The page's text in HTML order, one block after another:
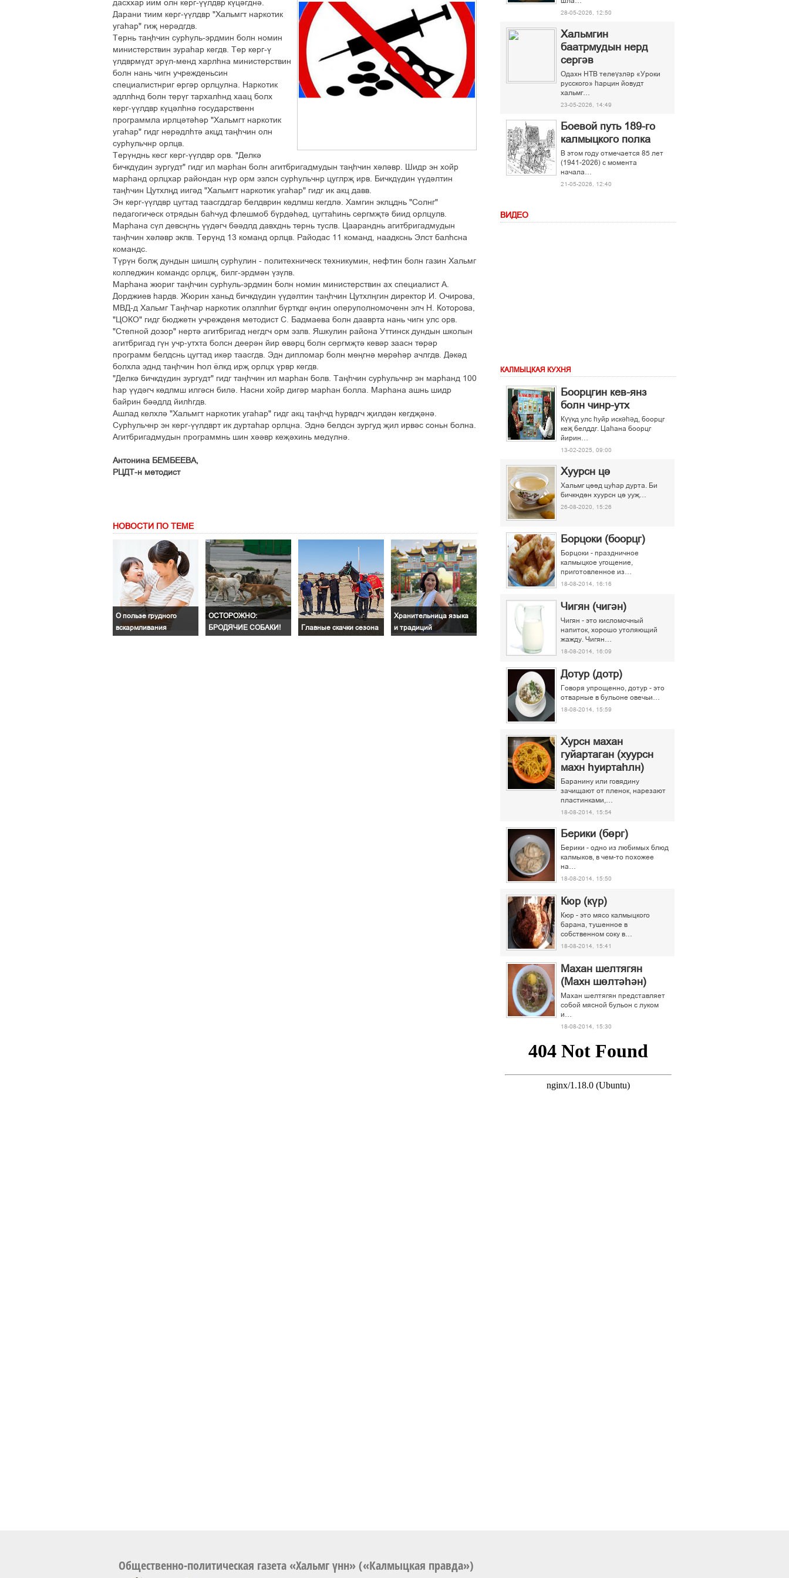
äàñõõàð èèì îëí êåðã-¢¢ëäâð ê¢ö³ãäí³.
Äàðàíè òèèì êåðã-¢¢ëäâð "Õàëüìãò íàðêîòèê
óãàºàð" ãèš íåð³äãäâ.
Òåðíü òàœº÷èí ñóðºóëü-ýðäìèí áîëí íîìèí
ìèíèñòåðñòâèí çóðàºàð êåãäâ. Òåð êåðã-¢
¢ëäâðì¢äò ýð¢ë-ìåíä õàðëºíà ìèíèñòåðñòâèí
áîëí íàíü ÷èãí ó÷ðåæäåíüñèí
ñïåöèàëèñòíðèã ´ðã³ð îðëöóëíà. Íàðêîòèê
ýäëëºíä áîëí òåð¢ã òàðõàëºíä õààö áîëõ
êåðã-¢¢ëäâð ê¢ö³ëºí³ ãîñóäàðñòâåíí
ïðîãðàììëà èðëö³ò³º³ð "Õàëüìãò íàðêîòèê
óãàºàð" ãèäã íåð³äëºò³ àêöä òàœº÷èí îëí
ñóðºóëü÷íð îðëöâ.
Òåð¢íäíü êåñã êåðã-¢¢ëäâð îðâ. "Äåëê³
áè÷êä¢äèí çóðãóäò" ãèäã èë ìàðºàí áîëí àãèòáðèãàäìóäûí òàœº÷èí õ³ë³âð. Øèäð ýí õîéð
ìàðºàíä îðëöõàð ðàéîíäàí í¢ð îðì ýçëñí ñóðºóëü÷íð öóãëðš èðâ. Áè÷êä¢äèí ¢¢ä³ëòèí
òàœº÷èí Öóòõëœä èèã³ä "Õàëüìãò íàðêîòèê óãàºàð" ãèäã èê àêö äàââ.
Ýí êåðã-¢¢ëäâð öóãòàä òààñãääãàð áåëäâðèí ê´äëìø êåãäë³. Õàìãèí ýêëöäíü "Ñîëíã"
ïåäàãîãè÷åñê îòðÿäûí áàº÷óä ôëåøìîá á¢ðä³º³ä, öóãòàºèíü ñåðãìšò³ áèèä îðëöóëâ.
Ìàðºàíà ñ¢ë äåâñœãíü ¢¢ä³ã÷ á³³äëä äàâõäíü òåðíü òóñëâ. Öààðàíäíü àãèòáðèãàäìóäûí
òàœº÷èí õ³ë³âð ýêëâ. Òåð¢íä 13 êîìàíä îðëöâ. Ðàéîäàñ 11 êîìàíä, íààäêñíü Ýëñò áàëºñíà
êîìàíäñ.
Ò¢ð¢í áîëš äóíäûí øèøëœ ñóðºóëèí - ïîëèòåõíè÷åñê òåõíèêóìèí, íåôòèí áîëí ãàçèí Õàëüìã
êîëëåäæèí êîìàíäñ îðëöš, áèëã-ýðäì³í ¢ç¢ëâ.
Ìàðºàíà æþðèã òàœº÷èí ñóðºóëü-ýðäìèí áîëí íîìèí ìèíèñòåðñòâèí àõ ñïåöèàëèñò À.
Äîðäæèåâ ºàðäâ. Æþðèí õàíüä áè÷êä¢äèí ¢¢ä³ëòèí òàœº÷èí Öóòõëœãèí äèðåêòîð È. Î÷èðîâà,
ÌÂÄ-ä Õàëüìã Òàœº÷àð íàðêîòèê îëçëëºèã á¢ðòêäã ³œãèí îïåðóïîëíîìî÷åíí ýë÷ Í. Êîòîðîâà,
"ÖÎÊÎ" ãèäã áþäæåòí ó÷ðåæäåíÿ ìåòîäèñò Ñ. Áàäìàåâà áîëí äààâðòà íàíü ÷èãí óëñ îðâ.
"Ñòåïíîé äîçîð" íåðò³ àãèòáðèãàä íåãäã÷ îðì ýçëâ. ßøêóëèí ðàéîíà Óòòèíñê äóíäûí øêîëûí
àãèòáðèãàä ã¢í ó÷ð-óòõòà áîëñí äååð³í éèð ´â³ðö áîëí ñåðãìšò³ êåâ³ð çààñí ò´ð³ð
ïðîãðàìì áåëäñíü öóãòàä èê³ð òààñãäâ. Ýäí äèïëîìàð áîëí ì´œãí³ ì´ð³º³ð à÷ëãäâ. Ä³ê³ä
áîëõëà ýäíä òàœº÷èí ªîë ¸ëêä èðš îðëöõ ¢ðâð êåãäâ.
"Äåëê³ áè÷êä¢äèí çóðãóäò" ãèäã òàœº÷èí èë ìàðºàí áîëâ. Òàœº÷èí ñóðºóëü÷íð ýí ìàðºàíä 100
ºàð ¢¢ä³ã÷ ê´äëìø èëã³ñí áèë³. Íàñíè õîéð äèã³ð ìàðºàí áîëëà. Ìàðºàíà àøíü øèäð
áàéðèí á³³äëä éèëºãäâ.
Àøëàä êåëõë³ "Õàëüìãò íàðêîòèê óãàºàð" ãèäã àêö òàœº÷ä ºóðâäã÷ šèëä³í êåãäš³í³.
Ñóðºóëü÷íð ýí êåðã-¢¢ëäâðò èê äóðòàºàð îðëöíà. Ýäí³ áåëäñí çóðãóä šèë èðâ³ñ ñîíüí áîëíà.
Àãèòáðèãàäìóäûí ïðîãðàììíü øèí õ³³âð êåš³õèíü ìåä¢ëí³.
Àíòîíèíà ÁÅÌÁÅÅÂÀ,
ÐÖÄÒ-í ìåòîäèñò
НОВОСТИ ПО ТЕМЕ
О пользе грудного
вскармливания
ОСТОРОЖНО:
БРОДЯЧИЕ СОБАКИ!
Главные скачки сезона
Хранительница языка
и традиций
28-05-2026, 12:50
Хальмгин
баатрмудын нерд
сергәв
Одахн НТВ телеүзләр «Уроки
русского» һарцин йовудт
хальмг…
23-05-2026, 14:49
Боевой путь 189-го
калмыцкого полка
В этом году отмечается 85 лет
(1941-2026) с момента
начала…
21-05-2026, 12:40
ВИДЕО
КАЛМЫЦКАЯ КУХНЯ
Боорцгин кев-янз
болн чинр-утх
Күүкд улс һуйр искәһәд, боорцг
кеҗ белддг. Цаһана боорцг
йирин…
13-02-2025, 09:00
Хуурсн ці
Хальмг ціід цуєар дурта. Би
бичкндін хуурсн ці ууљ…
26-08-2020, 15:26
Борцоки (боорцг)
Борцоки - праздничное
калмыцкое угощение,
приготовленное из…
18-08-2014, 16:16
Чигян (чигән)
Чигян - это кисломочный
напиток, хорошо утоляющий
жажду. Чигян…
18-08-2014, 16:09
Дотур (дотр)
Говоря упрощенно, дотур - это
отварные в бульоне овечьи…
18-08-2014, 15:59
Хурсн махан
гуйартаган (хуурсн
махн һуиртаһлн)
Баранину или говядину
зачищают от пленок, нарезают
пластинками,…
18-08-2014, 15:54
Берики (бөрг)
Берики - одно из любимых блюд
калмыков, в чем-то похожее
на…
18-08-2014, 15:50
Кюр (күр)
Кюр - это мясо калмыцкого
барана, тушенное в
собственном соку в…
18-08-2014, 15:41
Махан шелтягян
(Махн шөлтәһән)
Махан шелтягян представляет
собой мясной бульон с луком
и…
18-08-2014, 15:30
Общественно-политическая газета «Хальмг үнн» («Калмыцкая правда»)